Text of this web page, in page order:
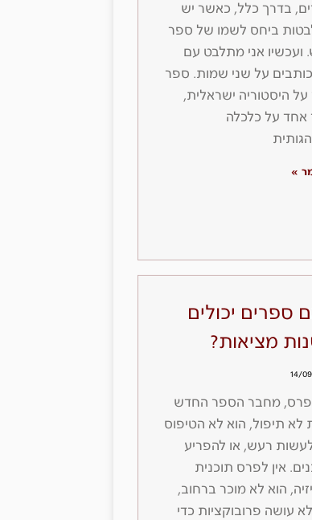
בדרך כלל, כאשר יש
ביחס לשמו של ספר
ועכשיו אני מתלבט עם
על שני שמות. ספר
היסטוריה ישראלית,
אחד על כלכלה
»
ספרים יכולים
מציאות?
14/
פרס, מחבר הספר החדש
לא תיפול, הוא לא הטיפוס
רעש, או להפריע
אין לפרס תוכנית
הוא לא מוכר ברחוב,
עושה פרובוקציות כדי